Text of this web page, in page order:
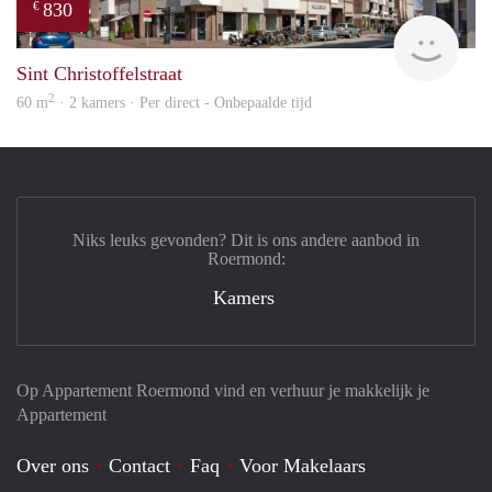
€ 830
Sint Christoffelstraat
60 m2 · 2 kamers · Per direct - Onbepaalde tijd
Op Appartement Roermond vind en verhuur je makkelijk je
Appartement
Over ons Contact Faq Voor Makelaars
Niks leuks gevonden? Dit is ons andere aanbod in
Roermond:
Kamers